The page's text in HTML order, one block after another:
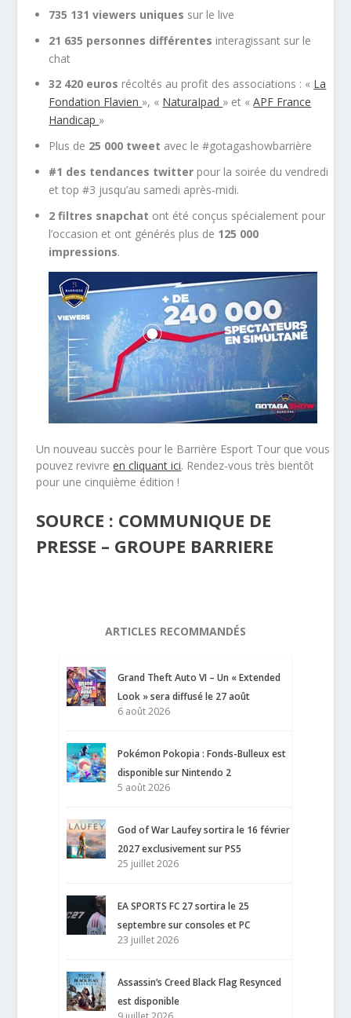
735 131 viewers uniques sur le live
21 635 personnes différentes interagissant sur le
chat
32 420 euros récoltés au profit des associations : « La
Fondation Flavien », « NaturaIpad » et «APF France
Handicap »
Plus de 25 000 tweet avec le #gotagashowbarrière
#1 des tendances twitter pour la soirée du vendredi
et top #3 jusqu’au samedi après-midi.
2 filtres snapchat ont été conçus spécialement pour
l’occasion et ont générés plus de 125 000
impressions.
Un nouveau succès pour le Barrière Esport Tour que vous
pouvez revivreen cliquant ici. Rendez-vous très bientôt
pour une cinquième édition !
SOURCE : COMMUNIQUE DE
PRESSE – GROUPE BARRIERE
ARTICLES RECOMMANDÉS
Grand Theft Auto VI – Un « Extended
Look » sera diffusé le 27 août
6 août 2026
Pokémon Pokopia : Fonds-Bulleux est
disponible sur Nintendo 2
5 août 2026
God of War Laufey sortira le 16 février
2027 exclusivement sur PS5
25 juillet 2026
EA SPORTS FC 27 sortira le 25
septembre sur consoles et PC
23 juillet 2026
Assassin’s Creed Black Flag Resynced
est disponible